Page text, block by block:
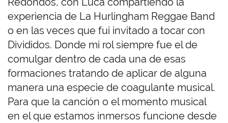
experiencia de La Hurlingham Reggae Band
o en las veces que fui invitado a tocar con
Divididos. Donde mi rol siempre fue el de
comulgar dentro de cada una de esas
formaciones tratando de aplicar de alguna
manera una especie de coagulante musical.
Para que la canción o el momento musical
en el que estamos inmersos funcione desde